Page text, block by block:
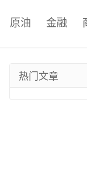
原油 金融
热门文章